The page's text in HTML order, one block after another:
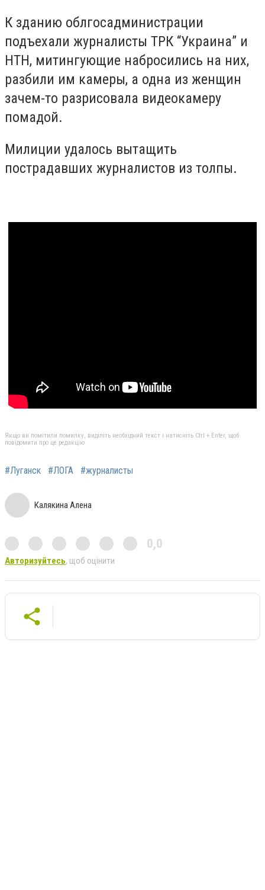
К зданию облгосадминистрации
подъехали журналисты ТРК “Украина” и
НТН, митингующие набросились на них,
разбили им камеры, а одна из женщин
зачем-то разрисовала видеокамеру
помадой.
Милиции удалось вытащить
пострадавших журналистов из толпы.
Якщо ви помітили помилку, виділіть необхідний текст і натисніть Ctrl + Enter, щоб
повідомити про це редакцію
#Луганск #ЛОГА #журналисты
Калякина Алена
0,0
Авторизуйтесь, щоб оцінити